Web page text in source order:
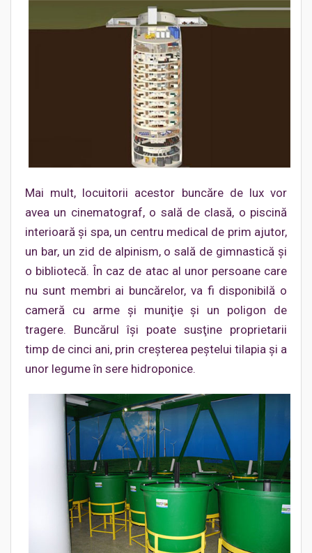
Mai mult, locuitorii acestor buncăre de lux vor
avea un cinematograf, o sală de clasă, o piscină
interioară şi spa, un centru medical de prim ajutor,
un bar, un zid de alpinism, o sală de gimnastică şi
o bibliotecă. În caz de atac al unor persoane care
nu sunt membri ai buncărelor, va fi disponibilă o
cameră cu arme şi muniţie şi un poligon de
tragere. Buncărul îşi poate susţine proprietarii
timp de cinci ani, prin creşterea peştelui tilapia şi a
unor legume în sere hidroponice.